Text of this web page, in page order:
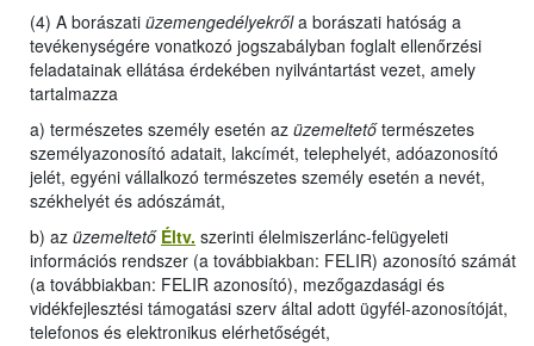
(4) A borászati üzemengedélyekrőla borászati hatóság a
tevékenységére vonatkozó jogszabályban foglalt ellenőrzési
feladatainak ellátása érdekében nyilvántartást vezet, amely
tartalmazza
a) természetes személy esetén az üzemeltetőtermészetes
személyazonosító adatait, lakcímét, telephelyét, adóazonosító
jelét, egyéni vállalkozó természetes személy esetén a nevét,
székhelyét és adószámát,
b) az üzemeltető Éltv. szerinti élelmiszerlánc-felügyeleti
információs rendszer (a továbbiakban: FELIR) azonosító számát
(a továbbiakban: FELIR azonosító), mezőgazdasági és
vidékfejlesztési támogatási szerv által adott ügyfél-azonosítóját,
telefonos és elektronikus elérhetőségét,